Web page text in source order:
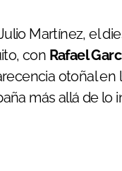
Martínez, el
con Rafael
otoñal en
más allá de lo